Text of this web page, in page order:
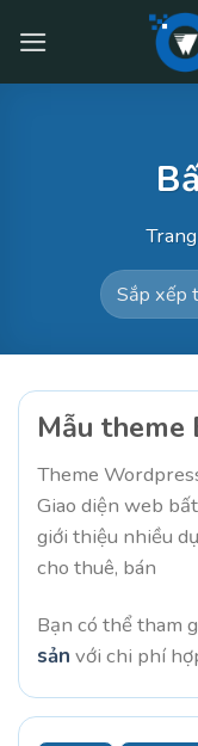
Mẫu theme
Theme
Giao diện web
giới thiệu nhiều
cho thuê, bán
Bạn có thể tham
sản với chi phí